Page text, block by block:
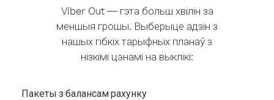
Viber Out — гэта больш хвілін за
меншыя грошы. Выберыце адзін з
нашых гібкіх тарыфных планаў з
нізкімі цэнамі на выклікі:
Пакеты з балансам рахунку